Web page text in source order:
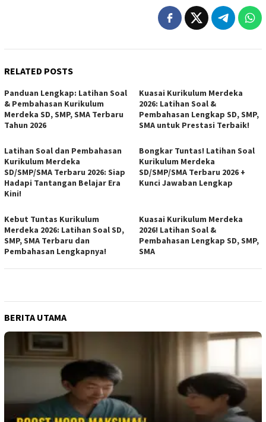
RELATED POSTS
Panduan Lengkap: Latihan Soal
& Pembahasan Kurikulum
Merdeka SD, SMP, SMA Terbaru
Tahun 2026
Kuasai Kurikulum Merdeka
2026: Latihan Soal &
Pembahasan Lengkap SD, SMP,
SMA untuk Prestasi Terbaik!
Latihan Soal dan Pembahasan
Kurikulum Merdeka
SD/SMP/SMA Terbaru 2026: Siap
Hadapi Tantangan Belajar Era
Kini!
Bongkar Tuntas! Latihan Soal
Kurikulum Merdeka
SD/SMP/SMA Terbaru 2026 +
Kunci Jawaban Lengkap
Kebut Tuntas Kurikulum
Merdeka 2026: Latihan Soal SD,
SMP, SMA Terbaru dan
Pembahasan Lengkapnya!
Kuasai Kurikulum Merdeka
2026! Latihan Soal &
Pembahasan Lengkap SD, SMP,
SMA
BERITA UTAMA